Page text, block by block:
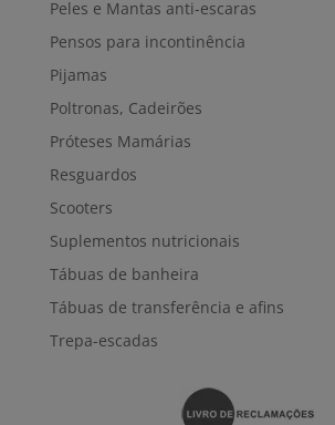
Peles e Mantas anti-escaras
Pensos para incontinência
Pijamas
Poltronas, Cadeirões
Próteses Mamárias
Resguardos
Scooters
Suplementos nutricionais
Tábuas de banheira
Tábuas de transferência e afins
Trepa-escadas